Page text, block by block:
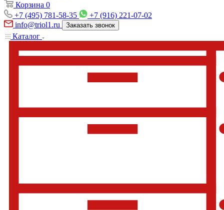
Корзина 0
+7 (495) 781-58-35
+7 (916) 221-07-02
info@triol1.ru
Заказать звонок
Каталог